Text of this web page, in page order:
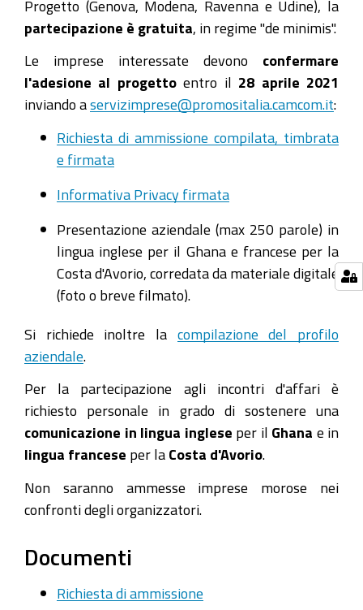
Progetto (Genova, Modena, Ravenna e Udine), la
partecipazione è gratuita , in regime "de minimis".
Le imprese interessate devono confermare
l'adesione al progettoentro il 28 aprile 2021
inviando a servizimprese@promositalia.camcom.it:
Richiesta di ammissione compilata, timbrata
e firmata
Informativa Privacy firmata
Presentazione aziendale (max 250 parole) in
lingua inglese per il Ghana e francese per la
Costa d'Avorio, corredata da materiale digitale
(foto o breve filmato).
Si richiede inoltre la compilazione del profilo
aziendale
Per la partecipazione agli incontri d'affari è
richiesto personale in grado di sostenere una
comunicazione in lingua inglese per il Ghana e in
lingua francese per la Costa d'Avorio
Non saranno ammesse imprese morose nei
confronti degli organizzatori.
Documenti
Richiesta di ammissione